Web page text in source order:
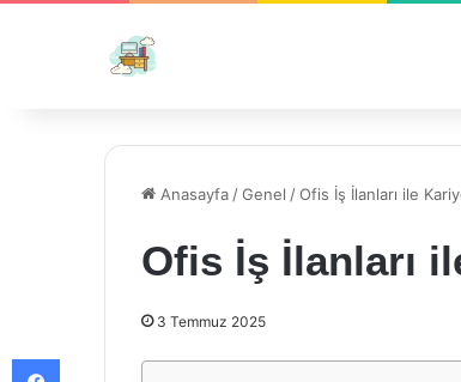
Anasayfa /Genel /Ofis İş İlanları ile
Ofis İş İlanları
3 Temmuz 2025
Facebook